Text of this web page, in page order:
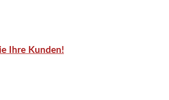
Ihre Kunden!